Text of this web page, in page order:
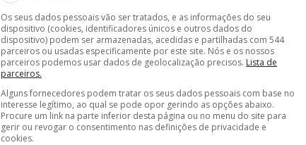
Os seus dados pessoais vão ser tratados, e as informações do seu
dispositivo (cookies, identificadores únicos e outros dados do
dispositivo) podem ser armazenadas, acedidas e partilhadas com 544
parceiros ou usadas especificamente por este site. Nós e os nossos
parceiros podemos usar dados de geolocalização precisos. Lista de
parceiros.
Alguns fornecedores podem tratar os seus dados pessoais com base no
interesse legítimo, ao qual se pode opor gerindo as opções abaixo.
Procure um link na parte inferior desta página ou no menu do site para
gerir ou revogar o consentimento nas definições de privacidade e
cookies.